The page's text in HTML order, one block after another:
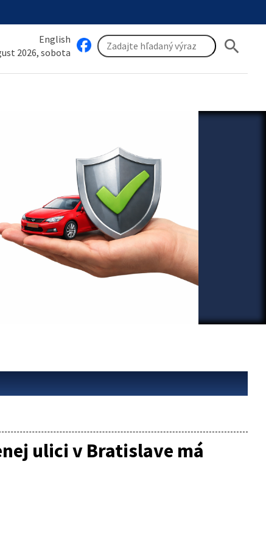
English
2026, sobota
search
ulici v Bratislave má